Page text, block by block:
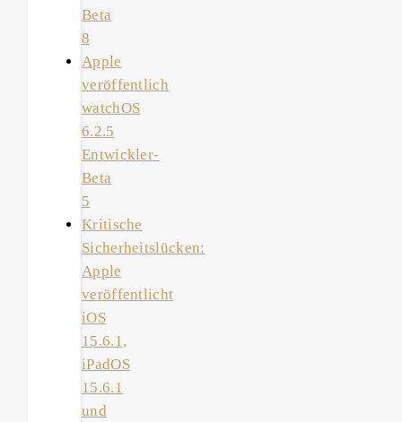
Beta
8
Apple
veröffentlich
watchOS
6.2.5
Entwickler-
Beta
5
Kritische
Sicherheitslücken:
Apple
veröffentlicht
iOS
15.6.1,
iPadOS
15.6.1
und